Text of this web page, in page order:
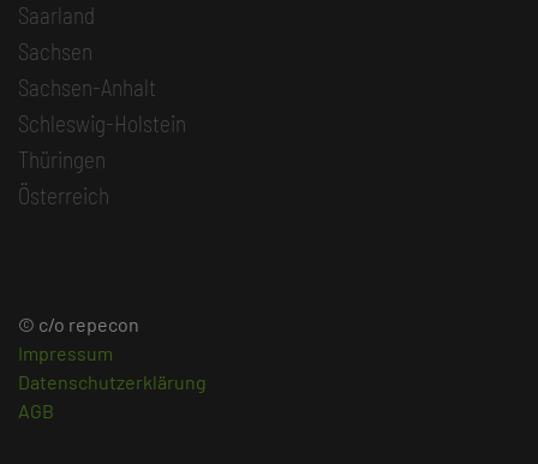
Saarland
Sachsen
Sachsen-Anhalt
Schleswig-Holstein
Thüringen
Österreich
© c/o repecon
Impressum
Datenschutzerklärung
AGB